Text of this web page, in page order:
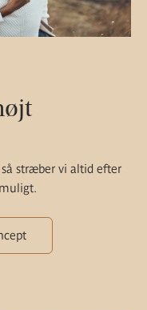
stræber vi altid efter